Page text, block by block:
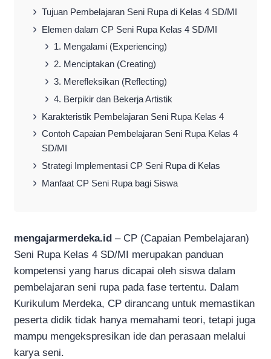
Tujuan Pembelajaran Seni Rupa di Kelas 4 SD/MI
Elemen dalam CP Seni Rupa Kelas 4 SD/MI
1. Mengalami (Experiencing)
2. Menciptakan (Creating)
3. Merefleksikan (Reflecting)
4. Berpikir dan Bekerja Artistik
Karakteristik Pembelajaran Seni Rupa Kelas 4
Contoh Capaian Pembelajaran Seni Rupa Kelas 4
SD/MI
Strategi Implementasi CP Seni Rupa di Kelas
Manfaat CP Seni Rupa bagi Siswa
mengajarmerdeka.id – CP (Capaian Pembelajaran)
Seni Rupa Kelas 4 SD/MI merupakan panduan
kompetensi yang harus dicapai oleh siswa dalam
pembelajaran seni rupa pada fase tertentu. Dalam
Kurikulum Merdeka, CP dirancang untuk memastikan
peserta didik tidak hanya memahami teori, tetapi juga
mampu mengekspresikan ide dan perasaan melalui
karya seni.